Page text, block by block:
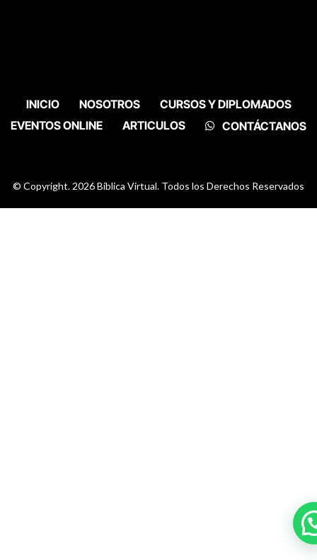
INICIO NOSOTROS
CURSOS Y DIPLOMADOS
EVENTOS ONLINE
ARTICULOS CONTÁCTANOS
© Copyright. 2026 Bíblica Virtual. Todos los Derechos Reservados